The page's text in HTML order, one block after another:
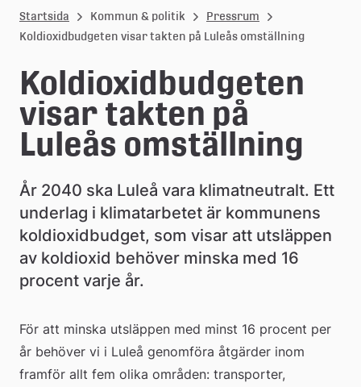
u
l
e
å
k
o
m
m
u
n
Startsida Kommun & politik
Pressrum
Koldioxidbudgeten visar takten på Luleås omställning
Koldioxidbudgeten
visar takten på
Luleås omställning
År 2040 ska Luleå vara klimatneutralt. Ett
underlag i klimatarbetet är kommunens
koldioxidbudget, som visar att utsläppen
av koldioxid behöver minska med 16
procent varje år.
För att minska utsläppen med minst 16 procent per
år behöver vi i Luleå genomföra åtgärder inom
framför allt fem olika områden: transporter,